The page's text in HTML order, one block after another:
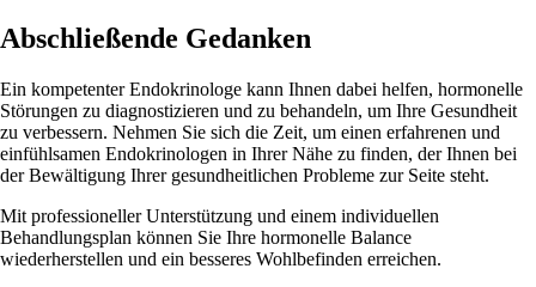
Abschließende Gedanken
Ein kompetenter Endokrinologe kann Ihnen dabei helfen, hormonelle
Störungen zu diagnostizieren und zu behandeln, um Ihre Gesundheit
zu verbessern. Nehmen Sie sich die Zeit, um einen erfahrenen und
einfühlsamen Endokrinologen in Ihrer Nähe zu finden, der Ihnen bei
der Bewältigung Ihrer gesundheitlichen Probleme zur Seite steht.
Mit professioneller Unterstützung und einem individuellen
Behandlungsplan können Sie Ihre hormonelle Balance
wiederherstellen und ein besseres Wohlbefinden erreichen.